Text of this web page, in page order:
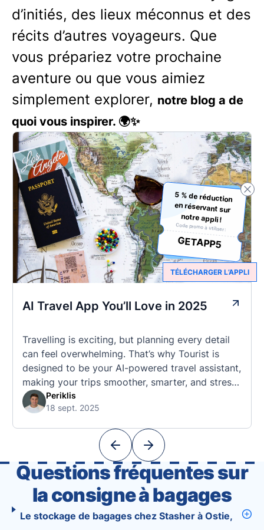
d’initiés, des lieux méconnus et des
récits d’autres voyageurs. Que
vous prépariez votre prochaine
aventure ou que vous aimiez
simplement explorer, notre blog a de
quoi vous inspirer. 🌍✨
AI Travel App You’ll Love in 2025
Travelling is exciting, but planning every detail
can feel overwhelming. That’s why Tourist is
designed to be your AI-powered travel assistant,
making your trips smoother, smarter, and stress-
free. 🧭 What Makes the Tourist App Unique?
Unlike standard travel apps, Tourist combines
With Tourist, your trip planning becomes as
Periklis
18 sept. 2025
Questions fréquentes sur
la consigne à bagages
Le stockage de bagages chez Stasher à Ostie,
5 % de réduction
en réservant sur
notre appli !
Code promo à utiliser :
GETAPP5
TÉLÉCHARGER L’APPLI